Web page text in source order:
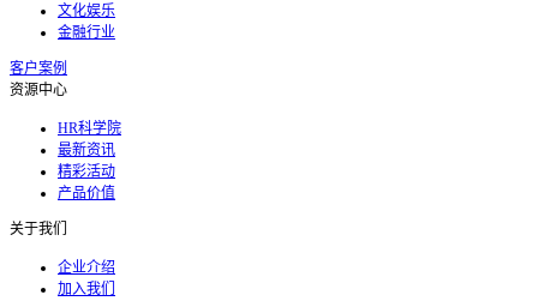
文化娱乐
金融行业
客户案例
资源中心
HR科学院
最新资讯
精彩活动
产品价值
关于我们
企业介绍
加入我们